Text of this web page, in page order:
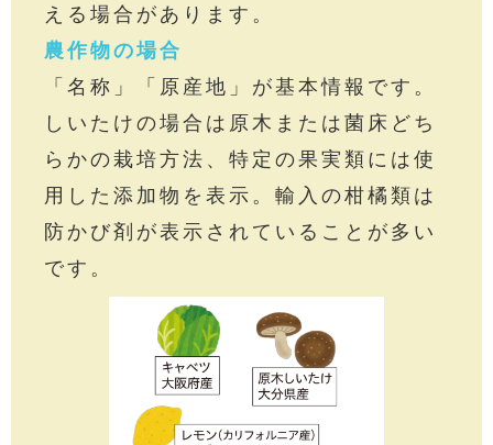
える場合があります。
農作物の場合
「名称」「原産地」が基本情報です。
しいたけの場合は原木または菌床どち
らかの栽培方法、特定の果実類には使
用した添加物を表示。輸入の柑橘類は
防かび剤が表示されていることが多い
です。